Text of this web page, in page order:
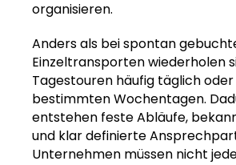
organisieren.
Anders als bei spontan
Einzeltransporten wiederholen
Tagestouren häufig täglich
bestimmten Wochentagen.
entstehen feste Abläufe,
und klar definierte
Unternehmen müssen nicht